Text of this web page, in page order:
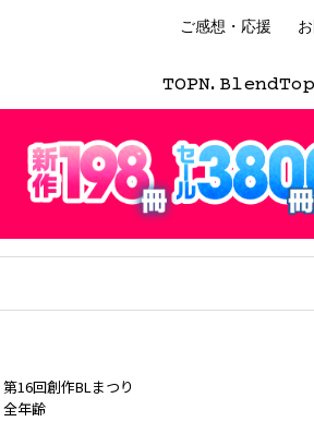
ご感想・応援
TOPN. Blend
第16回創作BLまつり
全年齢